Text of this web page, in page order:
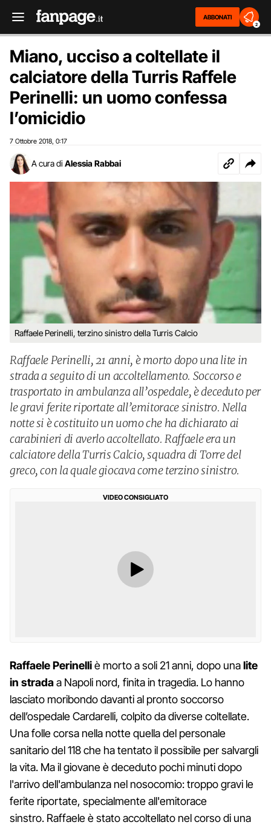
ABBONATI
2
Miano, ucciso a coltellate il
calciatore della Turris Raffele
Perinelli: un uomo confessa
l’omicidio
7 Ottobre 2018 0:17
A cura di Alessia Rabbai
Raffaele Perinelli, terzino sinistro della Turris Calcio
Raffaele Perinelli, 21 anni, è morto dopo una lite in
strada a seguito di un accoltellamento. Soccorso e
trasportato in ambulanza all’ospedale, è deceduto per
le gravi ferite riportate all’emitorace sinistro. Nella
notte si è costituito un uomo che ha dichiarato ai
carabinieri di averlo accoltellato. Raffaele era un
calciatore della Turris Calcio, squadra di Torre del
greco, con la quale giocava come terzino sinistro.
VIDEO CONSIGLIATO
Raffaele Perinelliè morto a soli 21 anni, dopo unalite
in stradaa Napoli nord, finita in tragedia. Lo hanno
lasciato moribondo davanti al pronto soccorso
dell’ospedale Cardarelli, colpito da diverse coltellate.
Una folle corsa nella notte quella del personale
sanitario del 118 che ha tentato il possibile per salvargli
la vita. Ma il giovane è deceduto pochi minuti dopo
l'arrivo dell'ambulanza nel nosocomio: troppo gravi le
ferite riportate, specialmente all'emitorace
sinstro. Raffaele è stato accoltellato nel corso di una